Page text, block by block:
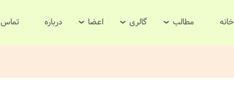
خانه مطالب گالری اعضا درباره تماس